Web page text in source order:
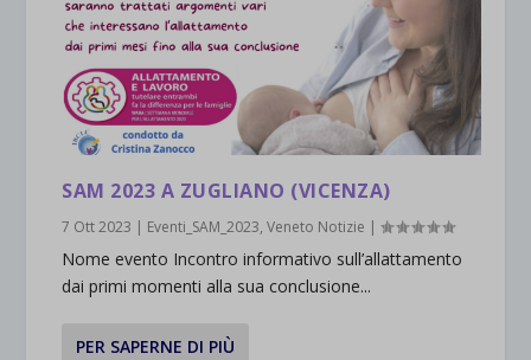
SAM 2023 A ZUGLIANO (VICENZA)
7 Ott 2023 | Eventi_SAM_2023,Veneto Notizie |
Nome evento Incontro informativo sull’allattamento
dai primi momenti alla sua conclusione...
PER SAPERNE DI PIÙ